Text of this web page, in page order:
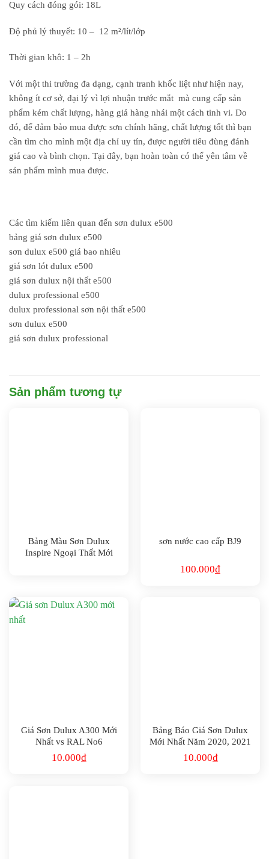
Quy cách đóng gói: 18L
Độ phủ lý thuyết: 10 – 12 m²/lít/lớp
Thời gian khô: 1 – 2h
Với một thi trường đa dạng, cạnh tranh khốc liệt như hiện nay,
không ít cơ sở, đại lý vì lợi nhuận trước mắt mà cung cấp sản
phẩm kém chất lượng, hàng giả hàng nhái một cách tinh vi. Do
đó, để đảm bảo mua được sơn chính hãng, chất lượng tốt thì bạn
cần tìm cho mình một địa chỉ uy tín, được người tiêu đùng đánh
giá cao và bình chọn. Tại đây, bạn hoàn toàn có thể yên tâm về
sản phẩm mình mua được.
Các tìm kiếm liên quan đến sơn dulux e500
bảng giá sơn dulux e500
sơn dulux e500 giá bao nhiêu
giá sơn lót dulux e500
giá sơn dulux nội thất e500
dulux professional e500
dulux professional sơn nội thất e500
sơn dulux e500
giá sơn dulux professional
Sản phẩm tương tự
Bảng Màu Sơn Dulux
Inspire Ngoại Thất Mới
sơn nước cao cấp BJ9
100.000₫
Giá Sơn Dulux A300 Mới
Nhất vs RAL No6
10.000₫
Bảng Báo Giá Sơn Dulux
Mới Nhất Năm 2020, 2021
10.000₫